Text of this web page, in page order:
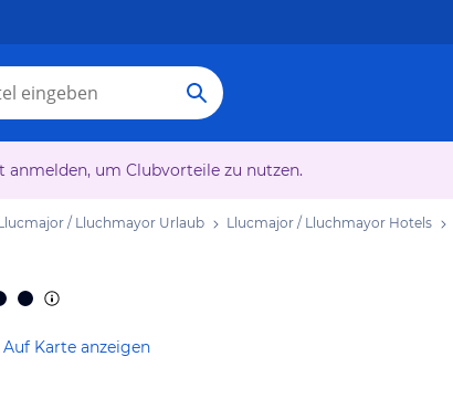
anmelden, um Clubvorteile zu nutzen.
/ Lluchmayor Urlaub Llucmajor / Lluchmayor Hotels
Auf Karte anzeigen